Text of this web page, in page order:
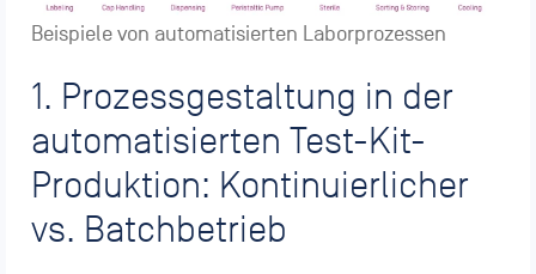
Beispiele von automatisierten Laborprozessen
1. Prozessgestaltung in der
automatisierten Test-Kit-
Produktion: Kontinuierlicher
vs. Batchbetrieb